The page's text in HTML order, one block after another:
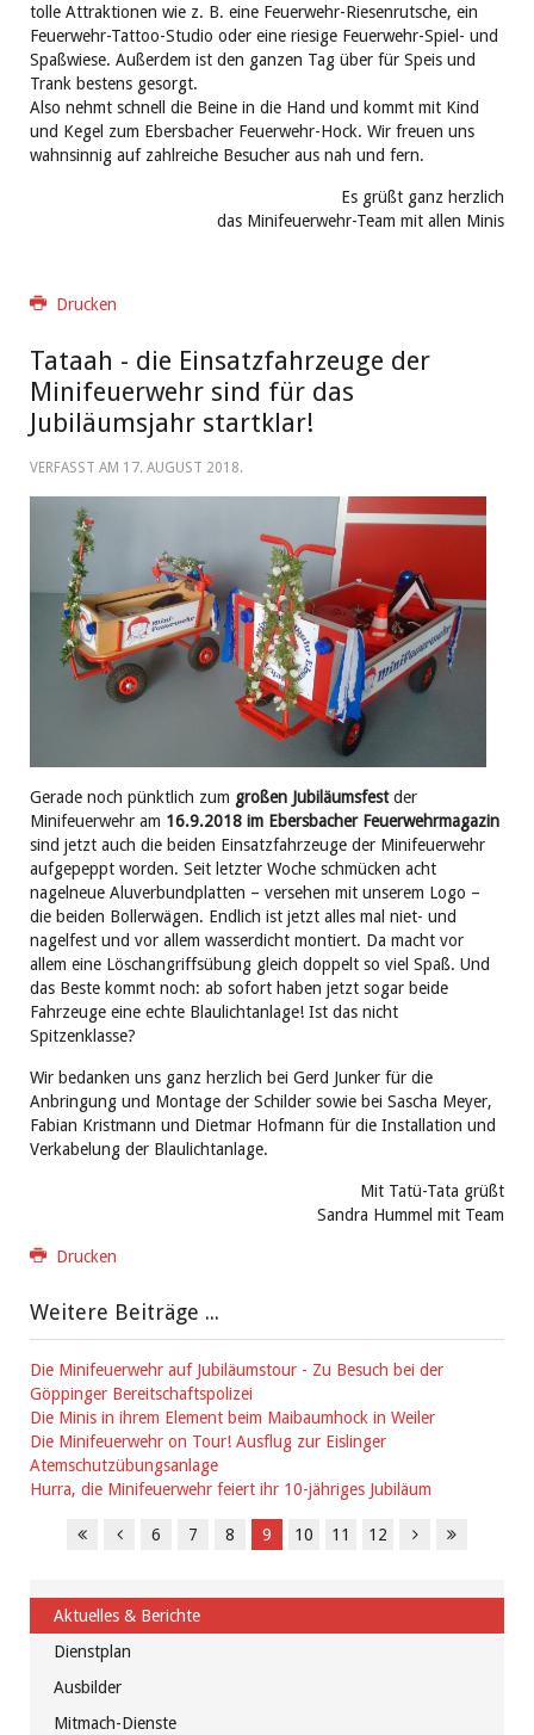
tolle Attraktionen wie z. B. eine Feuerwehr-Riesenrutsche, ein
Feuerwehr-Tattoo-Studio oder eine riesige Feuerwehr-Spiel- und
Spaßwiese. Außerdem ist den ganzen Tag über für Speis und
Trank bestens gesorgt.
Also nehmt schnell die Beine in die Hand und kommt mit Kind
und Kegel zum Ebersbacher Feuerwehr-Hock. Wir freuen uns
wahnsinnig auf zahlreiche Besucher aus nah und fern.
Es grüßt ganz herzlich
das Minifeuerwehr-Team mit allen Minis
Drucken
Tataah - die Einsatzfahrzeuge der
Minifeuerwehr sind für das
Jubiläumsjahr startklar!
VERFASST AM 17. AUGUST 2018.
Gerade noch pünktlich zum großen Jubiläumsfestder
Minifeuerwehr am 16.9.2018 im Ebersbacher Feuerwehrmagazin
sind jetzt auch die beiden Einsatzfahrzeuge der Minifeuerwehr
aufgepeppt worden. Seit letzter Woche schmücken acht
nagelneue Aluverbundplatten – versehen mit unserem Logo –
die beiden Bollerwägen. Endlich ist jetzt alles mal niet- und
nagelfest und vor allem wasserdicht montiert. Da macht vor
allem eine Löschangriffsübung gleich doppelt so viel Spaß. Und
das Beste kommt noch: ab sofort haben jetzt sogar beide
Fahrzeuge eine echte Blaulichtanlage! Ist das nicht
Spitzenklasse?
Wir bedanken uns ganz herzlich bei Gerd Junker für die
Anbringung und Montage der Schilder sowie bei Sascha Meyer,
Fabian Kristmann und Dietmar Hofmann für die Installation und
Verkabelung der Blaulichtanlage.
Mit Tatü-Tata grüßt
Sandra Hummel mit Team
Drucken
Weitere Beiträge ...
Die Minifeuerwehr auf Jubiläumstour - Zu Besuch bei der
Göppinger Bereitschaftspolizei
Die Minis in ihrem Element beim Maibaumhock in Weiler
Die Minifeuerwehr on Tour! Ausflug zur Eislinger
Atemschutzübungsanlage
Hurra, die Minifeuerwehr feiert ihr 10-jähriges Jubiläum
6 7 8 9 10 11 12
Aktuelles & Berichte
Dienstplan
Ausbilder
Mitmach-Dienste